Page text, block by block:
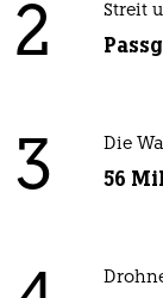
2 Streit
3 Die
56